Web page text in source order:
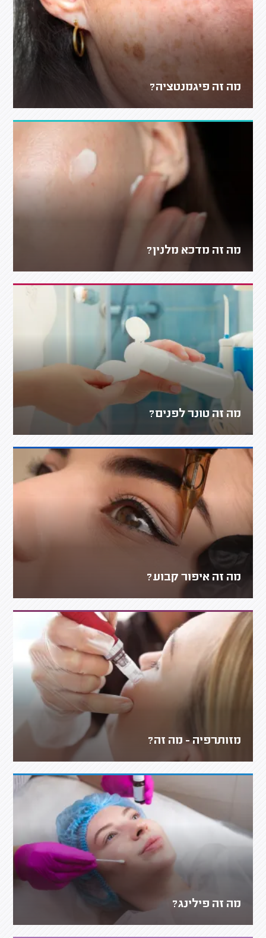
מה זה פיגמנטציה?
מה זה מדכא מלנין?
מה זה טונר לפנים?
מה זה איפור קבוע?
מזותרפיה - מה זה?
מה זה פילינג?